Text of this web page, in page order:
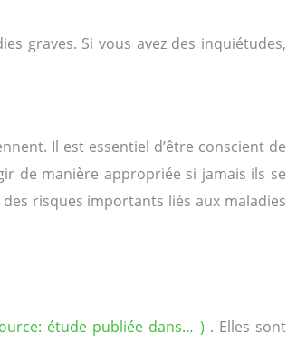
graves. Si vous avez des inquiétudes,
Il est essentiel d’être conscient de
de manière appropriée si jamais ils se
risques importants liés aux maladies
étude publiée dans… ) . Elles sont